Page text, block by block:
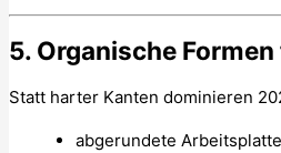
5. Organische
Statt harter Kanten dominieren
abgerundete